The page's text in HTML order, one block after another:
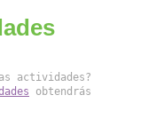
actividades?
obtendrás